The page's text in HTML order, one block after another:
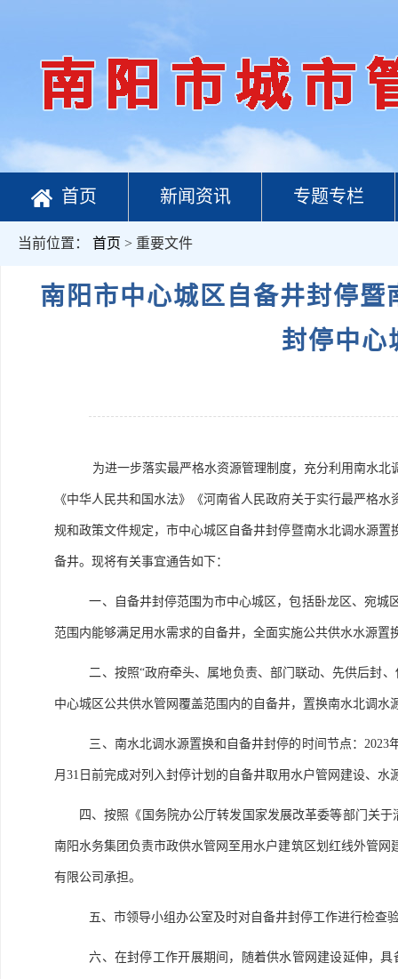
首页 新闻资讯 专题专栏
当前位置： 首页 > 重要文件
南阳市中心城区自备井封停
封停中心
为进一步落实最严格水资源管理制度，充分利用南水
《中华人民共和国水法》《河南省人民政府关于实行最严格
规和政策文件规定，市中心城区自备井封停暨南水北调水源
备井。现将有关事宜通告如下：
一、自备井封停范围为市中心城区，包括卧龙区、宛
范围内能够满足用水需求的自备井，全面实施公共供水水源
二、按照“政府牵头、属地负责、部门联动、先供后封
中心城区公共供水管网覆盖范围内的自备井，置换南水北调水
三、南水北调水源置换和自备井封停的时间节点：
月31日前完成对列入封停计划的自备井取用水户管网建设、水
四、按照《国务院办公厅转发国家发展改革委等部门关
南阳水务集团负责市政供水管网至用水户建筑区划红线外管
有限公司承担。
五、市领导小组办公室及时对自备井封停工作进行检查
六、在封停工作开展期间，随着供水管网建设延伸，